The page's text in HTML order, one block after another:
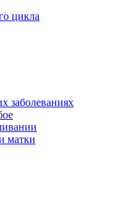
цикла
заболеваниях
матки